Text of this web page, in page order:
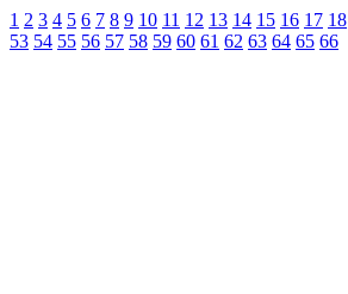
1 2 3 4 5 6 7 8 9 10 11 12 13 14 15 16 17 18
53 54 55 56 57 58 59 60 61 62 63 64 65 66